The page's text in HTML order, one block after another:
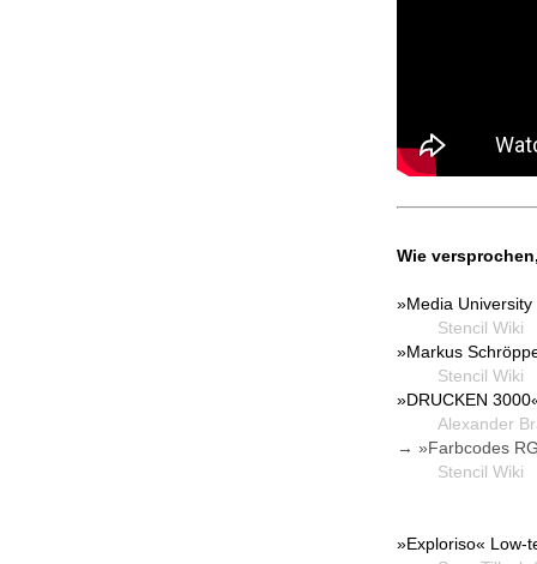
Wie
»Media
Stencil Wiki
»Markus
Stencil Wiki
»DRUCKEN
Alexander
→ »Farbcodes
Stencil Wiki
»Exploriso« Low-